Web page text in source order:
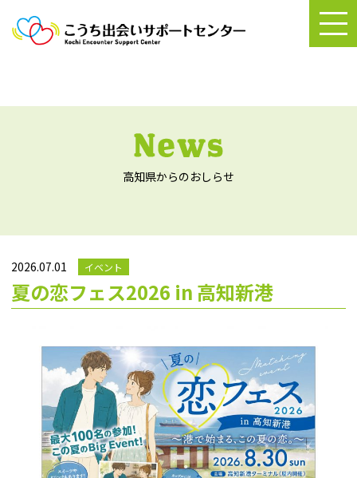
高知県からのおしらせ
2026.07.01 イベント
夏の恋フェス2026 in 高知新港